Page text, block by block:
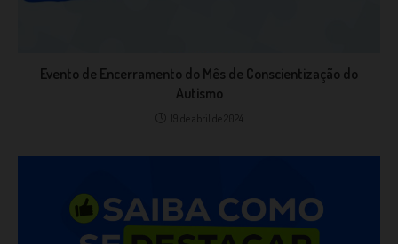
Evento de Encerramento do Mês de Conscientização do
Autismo
19 de abril de 2024